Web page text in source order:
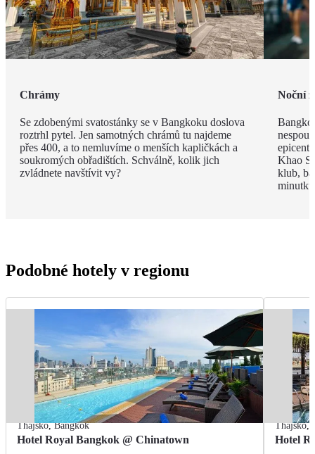
Chrámy
Se zdobenými svatostánky se v Bangkoku doslova
roztrhl pytel. Jen samotných chrámů tu najdeme
přes 400, a to nemluvíme o menších kapličkách a
soukromých obřadištích. Schválně, kolik jich
zvládnete navštívit vy?
Noční
Khao
klub,
Podobné hotely v regionu
Thajsko,Bangkok
Hotel Royal Bangkok @ Chinatown
Thajsko,
Hotel